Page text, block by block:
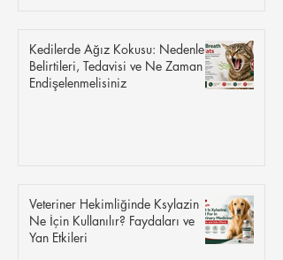
Kedilerde Ağız Kokusu: Nedenleri,
Belirtileri, Tedavisi ve Ne Zaman
Endişelenmelisiniz
Veteriner Hekimliğinde Ksylazin
Ne İçin Kullanılır? Faydaları ve
Yan Etkileri